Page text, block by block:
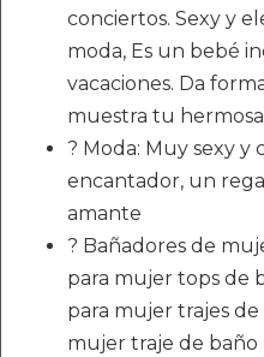
conciertos. Sexy y
moda, Es un bebé
vacaciones. Da
muestra tu
? Moda: Muy sexy
encantador, un
amante
? Bañadores de
para mujer tops de
para mujer trajes
mujer traje de